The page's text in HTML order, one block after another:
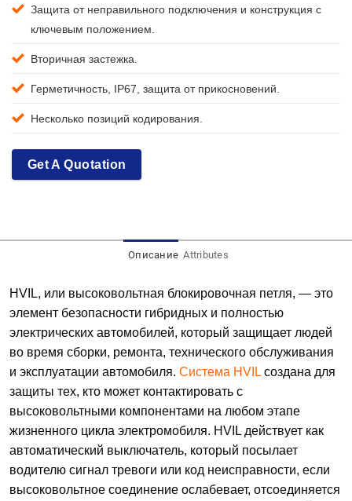
Защита от неправильного подключения и конструкция с
ключевым положением.
Вторичная застежка.
Герметичность, IP67, защита от прикосновений.
Несколько позиций кодирования.
Get A Quotation
Описание Attributes
HVIL, или высоковольтная блокировочная петля, — это
элемент безопасности гибридных и полностью
электрических автомобилей, который защищает людей
во время сборки, ремонта, технического обслуживания
и эксплуатации автомобиля. Система HVIL создана для
защиты тех, кто может контактировать с
высоковольтными компонентами на любом этапе
жизненного цикла электромобиля. HVIL действует как
автоматический выключатель, который посылает
водителю сигнал тревоги или код неисправности, если
высоковольтное соединение ослабевает, отсоединяется